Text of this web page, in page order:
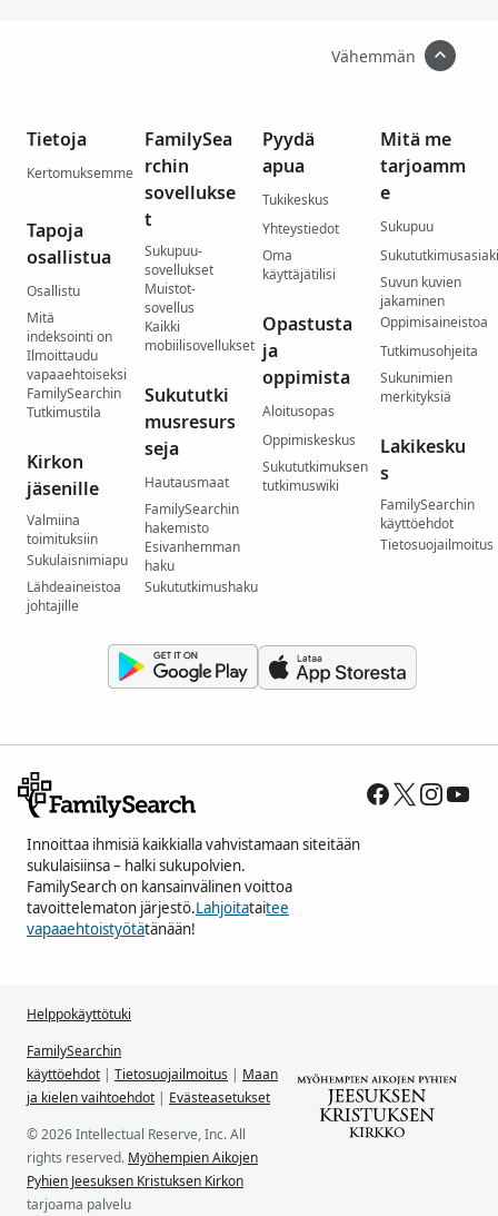
Vähemmän
Tietoja
Kertomuksemme
Tapoja
osallistua
Osallistu
Mitä
indeksointi on
Ilmoittaudu
vapaaehtoiseksi
FamilySearchin
Tutkimustila
Kirkon
jäsenille
Valmiina
toimituksiin
Sukulaisnimiapu
Lähdeaineistoa
johtajille
FamilySea
rchin
sovellukse
t
Sukupuu-
sovellukset
Muistot-
sovellus
Kaikki
mobiilisovellukset
Sukututki
musresurs
seja
Hautausmaat
FamilySearchin
hakemisto
Esivanhemman
haku
Sukututkimushaku
Pyydä
apua
Tukikeskus
Yhteystiedot
Oma
käyttäjätilisi
Opastusta
ja
oppimista
Aloitusopas
Oppimiskeskus
Sukututkimuksen
tutkimuswiki
Mitä me
tarjoamm
e
Sukupuu
Suvun kuvien
jakaminen
Oppimisaineistoa
Tutkimusohjeita
Sukunimien
merkityksiä
Lakikesku
s
FamilySearchin
käyttöehdot
Tietosuojailmoitus
Innoittaa ihmisiä kaikkialla vahvistamaan siteitään
sukulaisiinsa – halki sukupolvien.
FamilySearch on kansainvälinen voittoa
tavoittelematon järjestö.Lahjoitataitee
vapaaehtoistyötätänään!
Helppokäyttötuki
FamilySearchin
käyttöehdot | Tietosuojailmoitus | Maan
ja kielen vaihtoehdot | Evästeasetukset
© 2026 Intellectual Reserve, Inc. All
rights reserved. Myöhempien Aikojen
Pyhien Jeesuksen Kristuksen Kirkon
tarjoama palvelu